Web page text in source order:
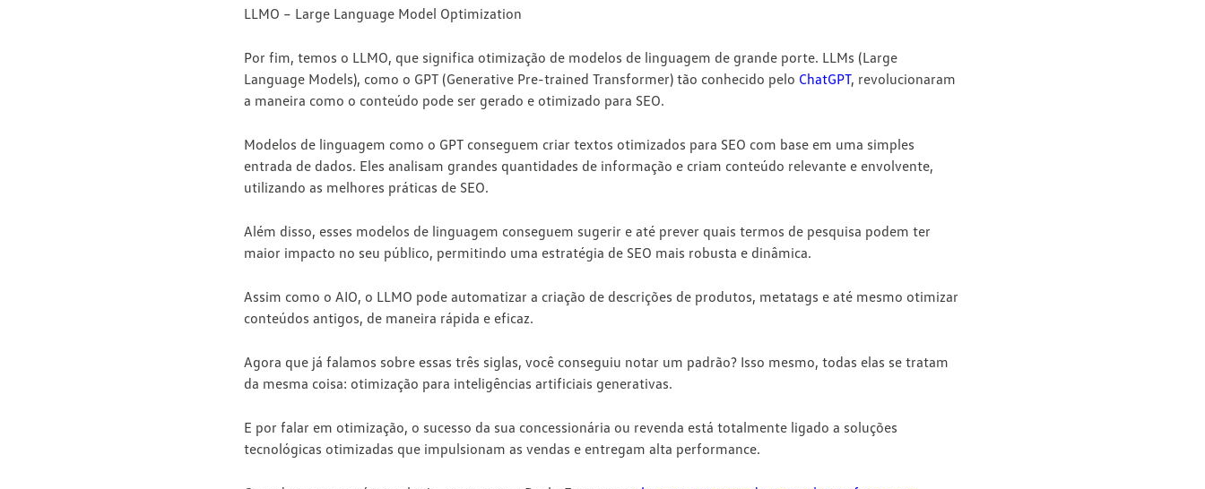
LLMO – Large Language Model Optimization
Por fim, temos o LLMO, que significa otimização de modelos de linguagem de grande porte. LLMs (Large
Language Models), como o GPT (Generative Pre-trained Transformer) tão conhecido pelo ChatGPT, revolucionaram
a maneira como o conteúdo pode ser gerado e otimizado para SEO.
Modelos de linguagem como o GPT conseguem criar textos otimizados para SEO com base em uma simples
entrada de dados. Eles analisam grandes quantidades de informação e criam conteúdo relevante e envolvente,
utilizando as melhores práticas de SEO.
Além disso, esses modelos de linguagem conseguem sugerir e até prever quais termos de pesquisa podem ter
maior impacto no seu público, permitindo uma estratégia de SEO mais robusta e dinâmica.
Assim como o AIO, o LLMO pode automatizar a criação de descrições de produtos, metatags e até mesmo otimizar
conteúdos antigos, de maneira rápida e eficaz.
Agora que já falamos sobre essas três siglas, você conseguiu notar um padrão? Isso mesmo, todas elas se tratam
da mesma coisa: otimização para inteligências artificiais generativas.
E por falar em otimização, o sucesso da sua concessionária ou revenda está totalmente ligado a soluções
tecnológicas otimizadas que impulsionam as vendas e entregam alta performance.